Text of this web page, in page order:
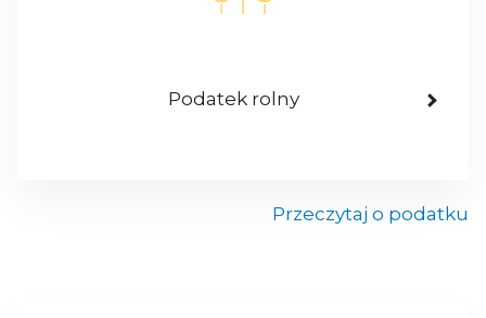
Podatek rolny
Przeczytaj o podatku